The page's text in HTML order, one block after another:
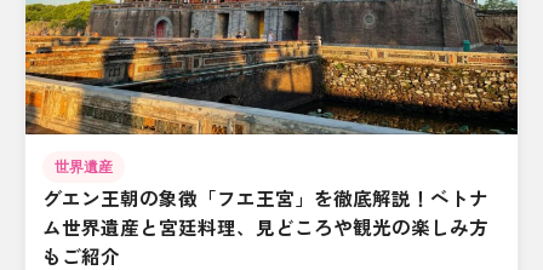
世界遺産
グエン王朝の象徴「フエ王宮」を徹底解説！ベトナ
ム世界遺産と宮廷料理、見どころや観光の楽しみ方
もご紹介